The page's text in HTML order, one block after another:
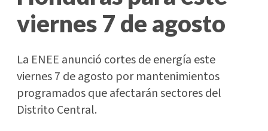
viernes 7 de agosto
La ENEE anunció cortes de energía este
viernes 7 de agosto por mantenimientos
programados que afectarán sectores del
Distrito Central.